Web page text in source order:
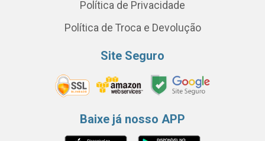
Política de Privacidade
Política de Troca e Devolução
Site Seguro
Baixe já nosso APP